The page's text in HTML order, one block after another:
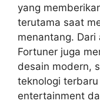
yang
terutama saat
menantang. Dari
Fortuner juga
desain modern,
teknologi
entertainment